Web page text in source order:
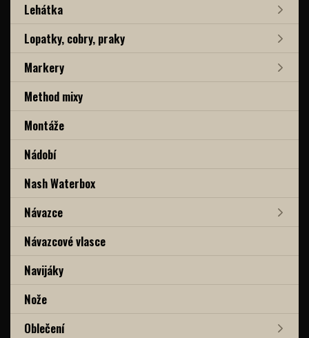
Lehátka
Lopatky, cobry, praky
Markery
Method mixy
Montáže
Nádobí
Nash Waterbox
Návazce
Návazcové vlasce
Navijáky
Nože
Oblečení